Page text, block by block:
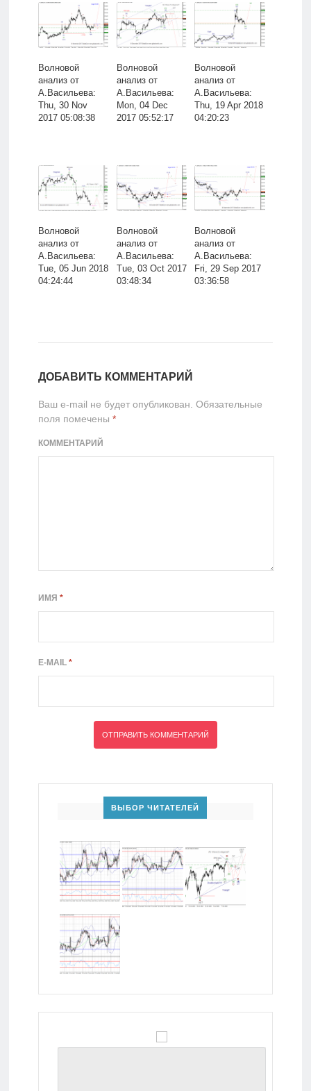
Волновой
анализ от
А.Васильева:
Thu, 30 Nov
2017 05:08:38
Волновой
анализ от
А.Васильева:
Mon, 04 Dec
2017 05:52:17
Волновой
анализ от
А.Васильева:
Thu, 19 Apr 2018
04:20:23
Волновой
анализ от
А.Васильева:
Tue, 05 Jun 2018
04:24:44
Волновой
анализ от
А.Васильева:
Tue, 03 Oct 2017
03:48:34
Волновой
анализ от
А.Васильева:
Fri, 29 Sep 2017
03:36:58
ДОБАВИТЬ КОММЕНТАРИЙ
Ваш e-mail не будет опубликован. Обязательные
поля помечены *
КОММЕНТАРИЙ
ИМЯ *
E-MAIL *
ВЫБОР ЧИТАТЕЛЕЙ